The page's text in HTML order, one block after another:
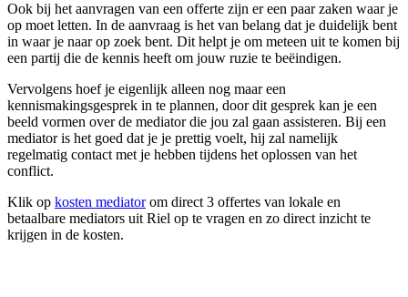
Ook bij het aanvragen van een offerte zijn er een paar zaken waar je
op moet letten. In de aanvraag is het van belang dat je duidelijk bent
in waar je naar op zoek bent. Dit helpt je om meteen uit te komen bij
een partij die de kennis heeft om jouw ruzie te beëindigen.
Vervolgens hoef je eigenlijk alleen nog maar een
kennismakingsgesprek in te plannen, door dit gesprek kan je een
beeld vormen over de mediator die jou zal gaan assisteren. Bij een
mediator is het goed dat je je prettig voelt, hij zal namelijk
regelmatig contact met je hebben tijdens het oplossen van het
conflict.
Klik op kosten mediatorom direct 3 offertes van lokale en
betaalbare mediators uit Riel op te vragen en zo direct inzicht te
krijgen in de kosten.